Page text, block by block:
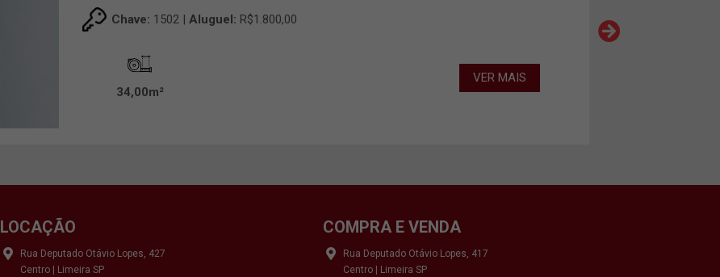
Chave: 1502 |Aluguel: R$1.800,00
34,00m²
VER MAIS
LOCAÇÃO
Rua Deputado Otávio Lopes, 427
Centro | Limeira SP
COMPRA E VENDA
Rua Deputado Otávio Lopes, 417
Centro | Limeira SP